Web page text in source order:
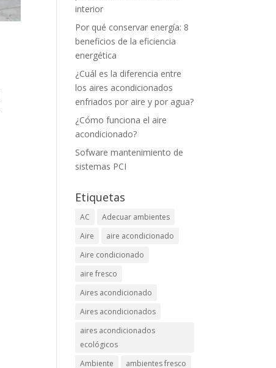
interior
Por qué conservar energía: 8
beneficios de la eficiencia
energética
¿Cuál es la diferencia entre
los aires acondicionados
enfriados por aire y por agua?
¿Cómo funciona el aire
acondicionado?
Sofware mantenimiento de
sistemas PCI
Etiquetas
AC
Adecuar ambientes
Aire
aire acondicionado
Aire condicionado
aire fresco
Aires acondicionado
Aires acondicionados
aires acondicionados
ecológicos
Ambiente
ambientes fresco